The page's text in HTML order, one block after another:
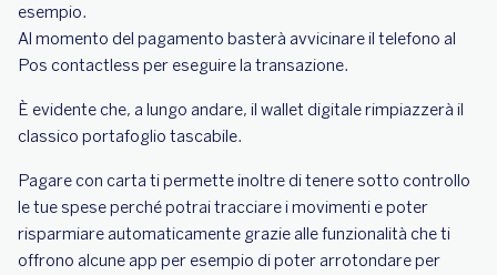
esempio.
Al momento del pagamento basterà avvicinare il telefono al
Pos contactless per eseguire la transazione.
È evidente che, a lungo andare, il wallet digitale rimpiazzerà il
classico portafoglio tascabile.
Pagare con carta ti permette inoltre di tenere sotto controllo
le tue spese perché potrai tracciare i movimenti e poter
risparmiare automaticamente grazie alle funzionalità che ti
offrono alcune app per esempio di poter arrotondare per